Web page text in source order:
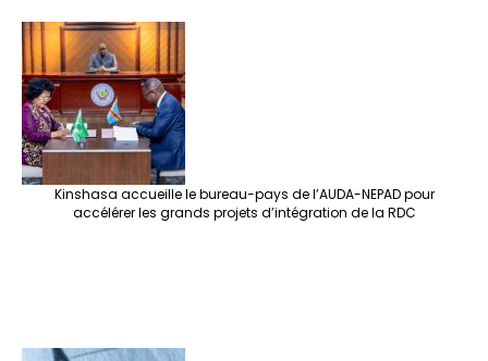
Kinshasa accueille le bureau-pays de l’AUDA-NEPAD pour
accélérer les grands projets d’intégration de la RDC